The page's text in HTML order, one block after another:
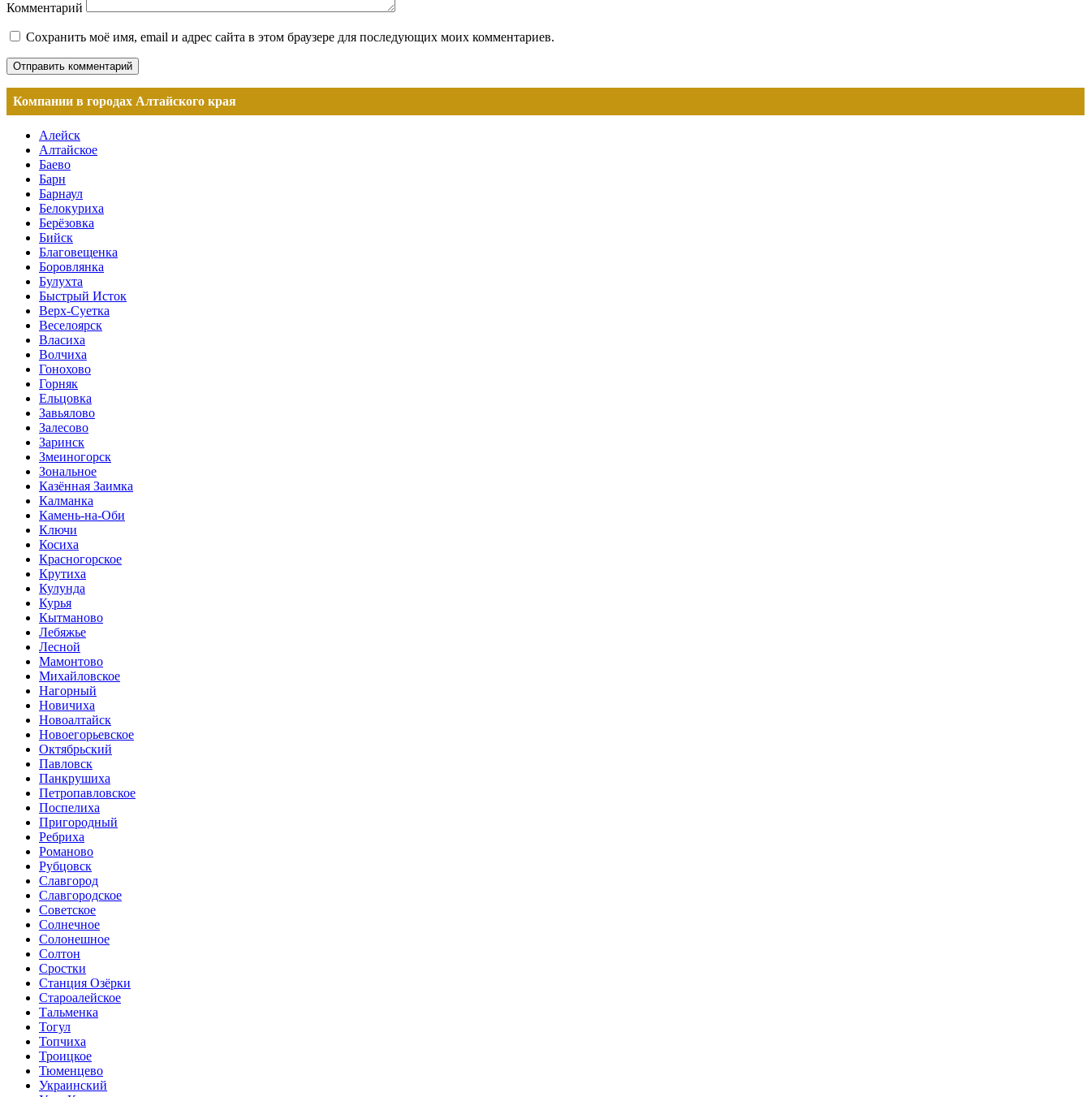
Комментарий
Сохранить моё имя, email и адрес сайта в этом браузере для последующих моих комментариев.
Компании в городах Алтайского края
Алейск
Алтайское
Баево
Барн
Барнаул
Белокуриха
Берёзовка
Бийск
Благовещенка
Боровлянка
Булухта
Быстрый Исток
Верх-Суетка
Веселоярск
Власиха
Волчиха
Гонохово
Горняк
Ельцовка
Завьялово
Залесово
Заринск
Змеиногорск
Зональное
Казённая Заимка
Калманка
Камень-на-Оби
Ключи
Косиха
Красногорское
Крутиха
Кулунда
Курья
Кытманово
Лебяжье
Лесной
Мамонтово
Михайловское
Нагорный
Новичиха
Новоалтайск
Новоегорьевское
Октябрьский
Павловск
Панкрушиха
Петропавловское
Поспелиха
Пригородный
Ребриха
Романово
Рубцовск
Славгород
Славгородское
Советское
Солнечное
Солонешное
Солтон
Сростки
Станция Озёрки
Староалейское
Тальменка
Тогул
Топчиха
Троицкое
Тюменцево
Украинский